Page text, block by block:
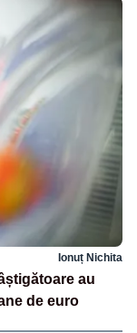
Ionuț Nichita
au
de euro